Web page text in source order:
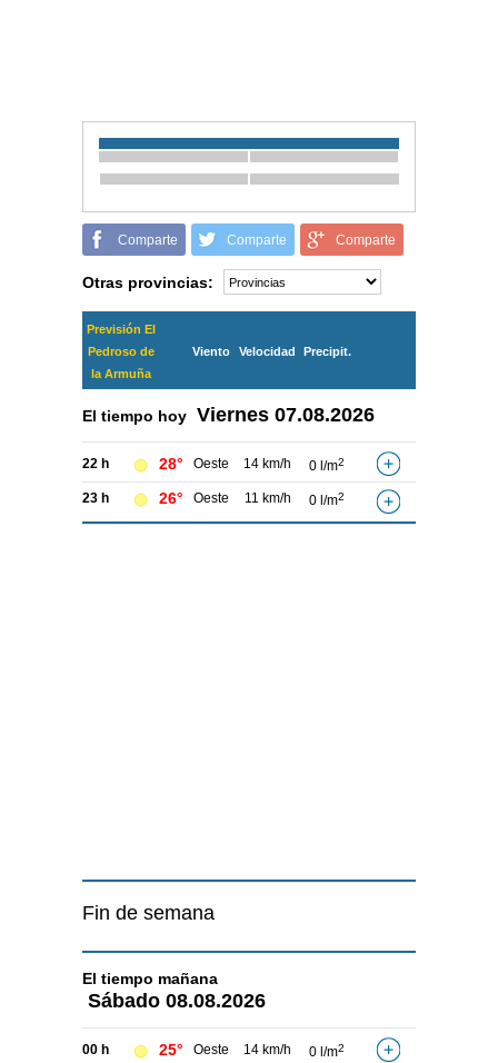
Comparte Comparte Comparte
Otras provincias:
Previsión El
Pedroso de
la Armuña
Viento Velocidad Precipit.
El tiempo hoy Viernes 07.08.2026
22 h 28° Oeste 14 km/h 0 l/m2
23 h 26° Oeste 11 km/h 0 l/m2
Fin de semana
El tiempo mañana
Sábado 08.08.2026
00 h 25° Oeste 14 km/h 0 l/m2